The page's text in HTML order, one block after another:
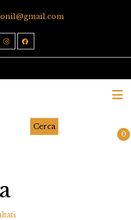
Cerca
0